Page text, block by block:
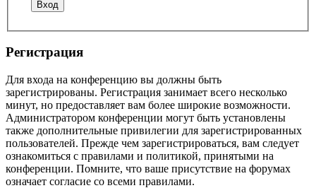
Регистрация
Для входа на конференцию вы должны быть
зарегистрированы. Регистрация занимает всего несколько
минут, но предоставляет вам более широкие возможности.
Администратором конференции могут быть установлены
также дополнительные привилегии для зарегистрированных
пользователей. Прежде чем зарегистрироваться, вам следует
ознакомиться с правилами и политикой, принятыми на
конференции. Помните, что ваше присутствие на форумах
означает согласие со всеми правилами.